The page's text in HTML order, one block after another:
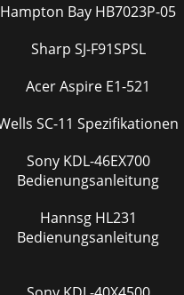
Hampton Bay HB7023P-05
Sharp SJ-F91SPSL
Acer Aspire E1-521
Wells SC-11 Spezifikationen
Sony KDL-46EX700
Bedienungsanleitung
Hannsg HL231
Bedienungsanleitung